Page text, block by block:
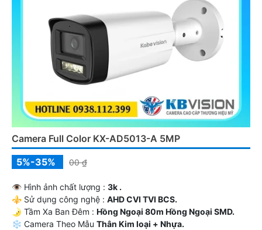
Camera Full Color KX-AD5013-A 5MP
5%-35%
00 ₫
👁 Hình ảnh chất lượng : 3k .
⚜️ Sử dụng công nghệ : AHD CVI TVI BCS.
🌛 Tầm Xa Ban Đêm : Hồng Ngoại 80m Hồng Ngoại SMD.
❄ Camera Theo Mẫu Thân Kim loại + Nhựa.